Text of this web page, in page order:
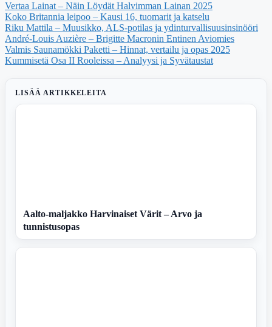
Vertaa Lainat – Näin Löydät Halvimman Lainan 2025
Koko Britannia leipoo – Kausi 16, tuomarit ja katselu
Riku Mattila – Muusikko, ALS-potilas ja ydinturvallisuusinsinööri
André-Louis Auzière – Brigitte Macronin Entinen Aviomies
Valmis Saunamökki Paketti – Hinnat, vertailu ja opas 2025
Kummisetä Osa II Rooleissa – Analyysi ja Syvätaustat
LISÄÄ ARTIKKELEITA
Aalto-maljakko Harvinaiset Värit – Arvo ja
tunnistusopas